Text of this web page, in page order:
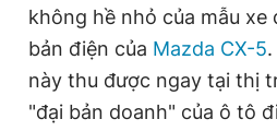
Theo dõi báo trên
Hotline
0906 645 777
Liên
không hề nhỏ của mẫu xe
bản điện của Mazda CX-5
này thu được ngay tại thị
"đại bản doanh" của ô tô